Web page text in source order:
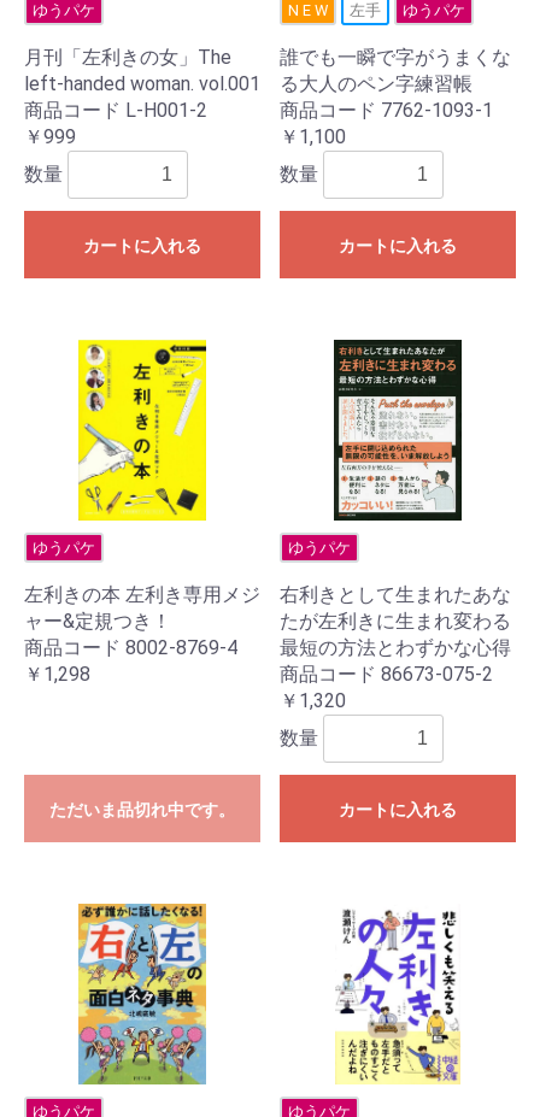
ゆうパケ
月刊「左利きの女」The
left-handed woman. vol.001
商品コード L-H001-2
￥999
数量
カートに入れる
N E W 左手 ゆうパケ
誰でも一瞬で字がうまくな
る大人のペン字練習帳
商品コード 7762-1093-1
￥1,100
数量
カートに入れる
ゆうパケ
左利きの本 左利き専用メジ
ャー&定規つき！
商品コード 8002-8769-4
￥1,298
ただいま品切れ中です。
ゆうパケ
右利きとして生まれたあな
たが左利きに生まれ変わる
最短の方法とわずかな心得
商品コード 86673-075-2
￥1,320
数量
カートに入れる
ゆうパケ ゆうパケ